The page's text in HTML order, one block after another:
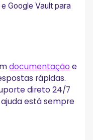
Google Vault para
documentação e
rápidas.
direto 24/7
está sempre